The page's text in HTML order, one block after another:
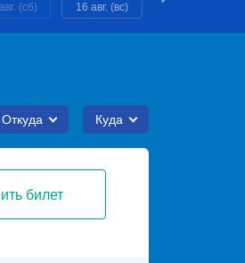
(сб)
16 авг. (вс)
Откуда Куда
билет